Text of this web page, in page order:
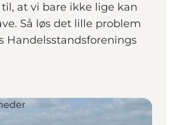
at vi bare ikke lige kan
Så løs det lille problem
Handelsstandsforenings